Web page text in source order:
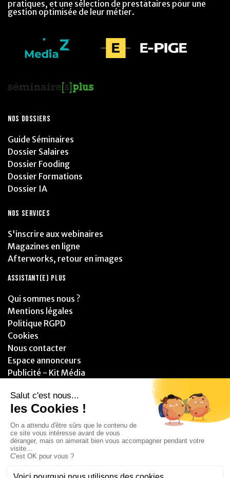
pratiques, et une sélection de prestataires pour une
gestion optimisée de leur métier.
NOS DOSSIERS
Guide Séminaires
Dossier Salaires
Dossier Fooding
Dossier Formations
Dossier IA
NOS SERVICES
S'inscrire aux webinaires
Magazines en ligne
Afterworks, retour en images
ASSISTANT(E) PLUS
Qui sommes nous ?
Mentions légales
Politique RGPD
Cookies
Nous contacter
Espace annonceurs
Publicité - Kit Média
PARTENAIRES